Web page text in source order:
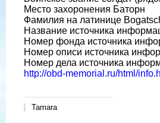
Место захоронения Баторн
Фамилия на латинице
Название источника
Номер фонда источника
Номер описи источника
Номер дела источника
http://obd-memorial.ru/html/
Tamara